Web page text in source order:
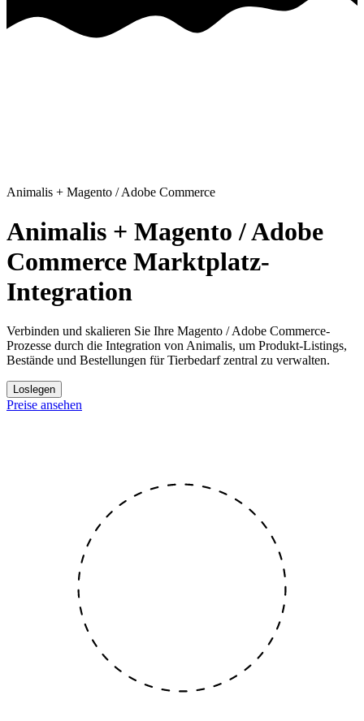
Animalis + Magento / Adobe Commerce
Animalis + Magento / Adobe
Commerce Marktplatz-
Integration
Verbinden und skalieren Sie Ihre Magento / Adobe Commerce-
Prozesse durch die Integration von Animalis, um Produkt-Listings,
Bestände und Bestellungen für Tierbedarf zentral zu verwalten.
Loslegen
Preise ansehen